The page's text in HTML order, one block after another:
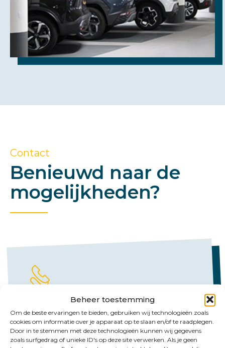
Beheer toestemming
Om de beste ervaringen te bieden, gebruiken wij technologieën zoals
cookies om informatie over je apparaat op te slaan en/of te raadplegen.
Door in te stemmen met deze technologieën kunnen wij gegevens
zoals surfgedrag of unieke ID's op deze site verwerken. Als je geen
Contact
Benieuwd naar de
mogelijkheden?
Emmen:
+31 (0)591 61 23 77